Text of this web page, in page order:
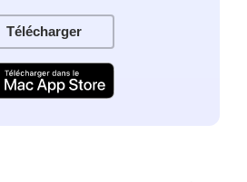
Télécharger